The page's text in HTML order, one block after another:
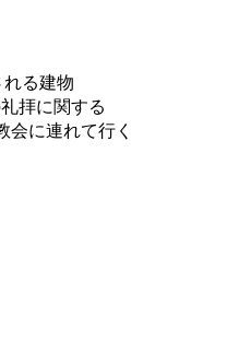
る建物
拝に関する
会に連れて行く